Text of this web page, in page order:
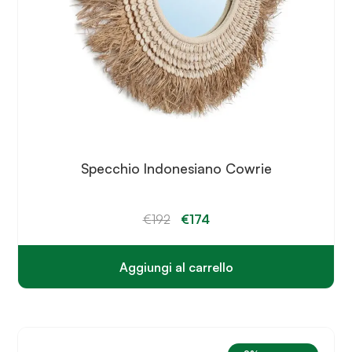
Specchio Indonesiano Cowrie
€192 Il
prezzo
era:
€174
è:
Aggiungi al carrello